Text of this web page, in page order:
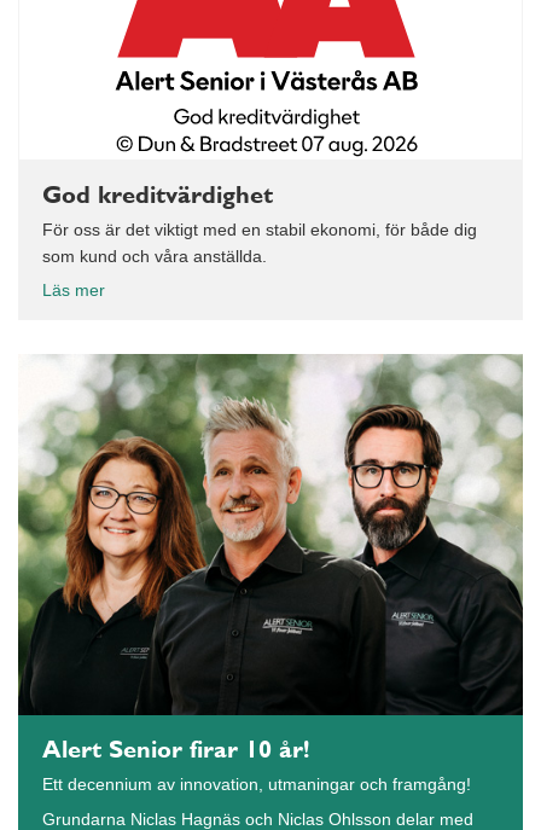
God kreditvärdighet
För oss är det viktigt med en stabil ekonomi, för både dig
som kund och våra anställda.
Läs mer
Alert Senior firar 10 år!
Ett decennium av innovation, utmaningar och framgång!
Grundarna Niclas Hagnäs och Niclas Ohlsson delar med